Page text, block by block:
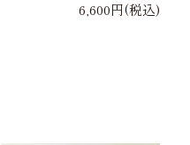
6,600円(税込)